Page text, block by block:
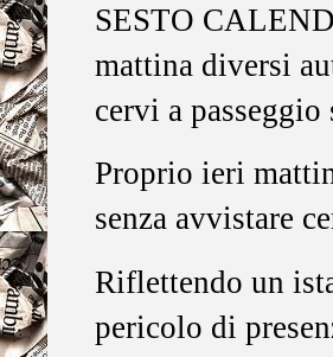
SESTO
mattina diversi
cervi a passeggio
Proprio ieri
senza avvistare
Riflettendo un
pericolo di